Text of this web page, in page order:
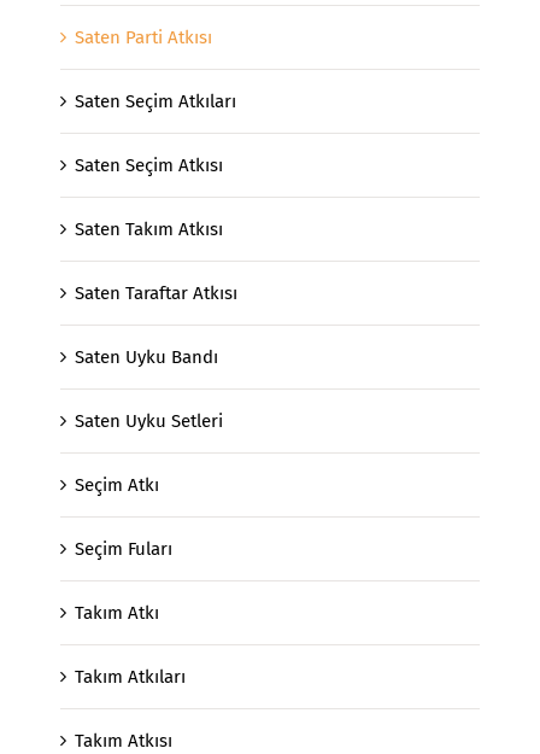
Saten Parti Atkısı
Saten Seçim Atkıları
Saten Seçim Atkısı
Saten Takım Atkısı
Saten Taraftar Atkısı
Saten Uyku Bandı
Saten Uyku Setleri
Seçim Atkı
Seçim Fuları
Takım Atkı
Takım Atkıları
Takım Atkısı